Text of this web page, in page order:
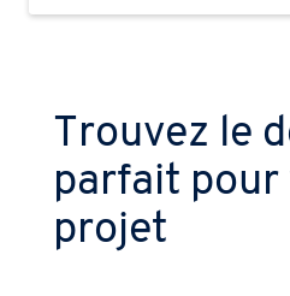
Trouvez le
parfait pour
projet